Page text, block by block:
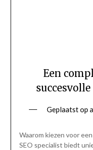
Een
Geplaatst op
Waarom kiezen voor
SEO specialist biedt